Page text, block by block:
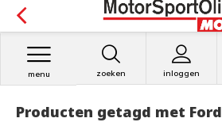
zoeken inloggen
menu
Producten getagd met Ford